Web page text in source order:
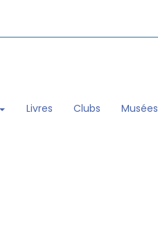
Livres Clubs Musées